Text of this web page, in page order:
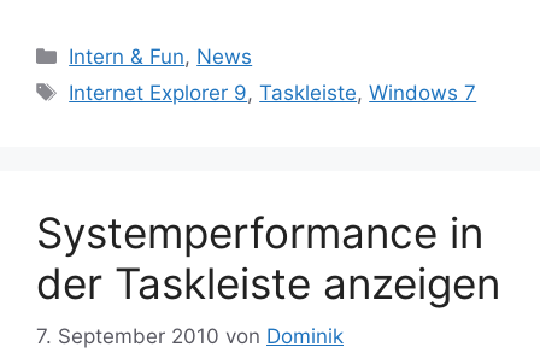
Kategorien
Intern & Fun, News
Schlagwörter
Internet Explorer 9,Taskleiste,Windows 7
Systemperformance in
der Taskleiste anzeigen
7. September 2010 von Dominik